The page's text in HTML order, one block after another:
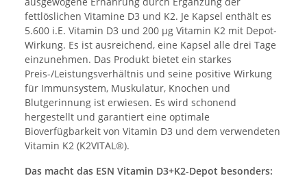
fettlöslichen Vitamine D3 und K2. Je Kapsel enthält es
5.600 i.E. Vitamin D3 und 200 µg Vitamin K2 mit Depot-
Wirkung. Es ist ausreichend, eine Kapsel alle drei Tage
einzunehmen. Das Produkt bietet ein starkes
Preis-/Leistungsverhältnis und seine positive Wirkung
für Immunsystem, Muskulatur, Knochen und
Blutgerinnung ist erwiesen. Es wird schonend
hergestellt und garantiert eine optimale
Bioverfügbarkeit von Vitamin D3 und dem verwendeten
Vitamin K2 (K2VITAL®).
Das macht das ESN Vitamin D3+K2-Depot besonders: